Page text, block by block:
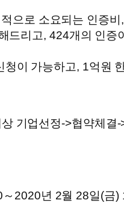
으로 소요되는 인증
드리고, 424개의 인증
청이 가능하고, 1억원
기업선정->협약체결
2020년 2월 28일(금)